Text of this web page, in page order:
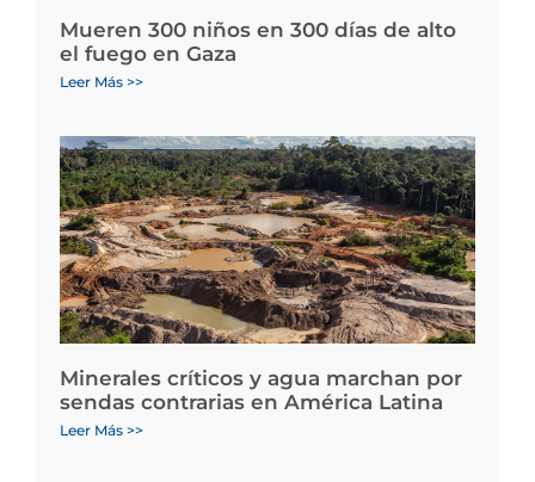
Mueren 300 niños en 300 días de alto
el fuego en Gaza
Leer Más >>
Minerales críticos y agua marchan por
sendas contrarias en América Latina
Leer Más >>